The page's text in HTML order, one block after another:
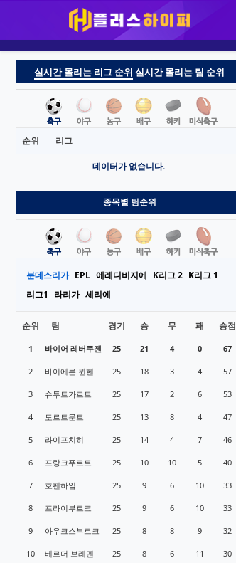
실시간 몰리는 리그 순위 실시간 몰리는 팀 순위
순위 리그
데이터가 없습니다.
종목별 팀순위
분데스리가 EPL 에레디비지에 K리그 2 K리그 1
리그1
라리가 세리에
순위 팀 경기 승 무 패 승점
1 바이어 레버쿠젠 25 21 4 0 67
2 바이에른 뮌헨 25 18 3 4 57
3 슈투트가르트 25 17 2 6 53
4 도르트문트 25 13 8 4 47
5 라이프치히 25 14 4 7 46
6 프랑크푸르트 25 10 10 5 40
7 호펜하임 25 9 6 10 33
8 프라이부르크 25 9 6 10 33
9 아우크스부르크 25 8 8 9 32
10 베르더 브레멘 25 8 6 11 30